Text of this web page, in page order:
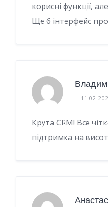
корисні функції,
Ще б інтерфейс
Крута CRM! Все
підтримка на